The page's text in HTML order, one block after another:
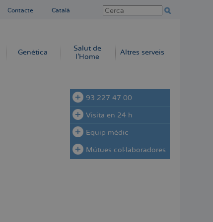
Contacte Català
Genètica
Salut de
l'Home
Altres serveis
93 227 47 00
Visita en 24 h
Equip mèdic
Mútues col·laboradores